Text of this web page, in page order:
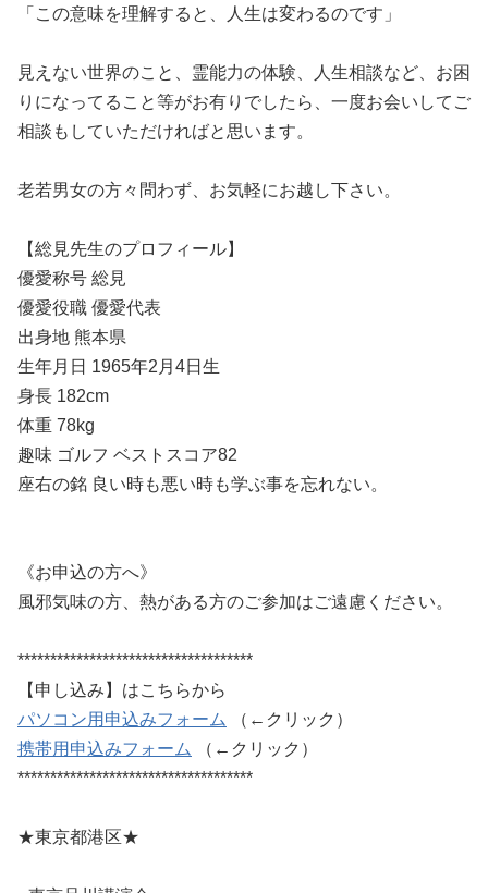
「この意味を理解すると、人生は変わるのです」
見えない世界のこと、霊能力の体験、人生相談など、お困
りになってること等がお有りでしたら、一度お会いしてご
相談もしていただければと思います。
老若男女の方々問わず、お気軽にお越し下さい。
【総見先生のプロフィール】
優愛称号 総見
優愛役職 優愛代表
出身地 熊本県
生年月日 1965年2月4日生
身長 182cm
体重 78kg
趣味 ゴルフ ベストスコア82
座右の銘 良い時も悪い時も学ぶ事を忘れない。
《お申込の方へ》
風邪気味の方、熱がある方のご参加はご遠慮ください。
************************************
【申し込み】はこちらから
パソコン用申込みフォーム
（←クリック）
携帯用申込みフォーム
（←クリック）
************************************
★東京都港区★